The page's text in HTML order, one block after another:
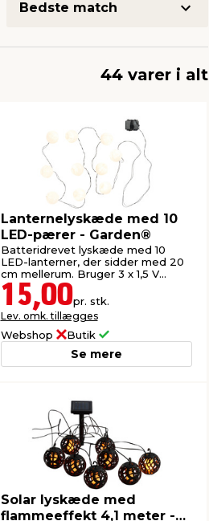
44 varer i alt
Lanternelyskæde med 10
LED-pærer - Garden®
Batteridrevet lyskæde med 10
LED-lanterner, der sidder med 20
cm mellerum. Bruger 3 x 1,5 V
batterier (ekskl.).
15,00pr. stk.
Lev. omk. tillægges
Webshop Butik
Se mere
Solar lyskæde med
flammeeffekt 4,1 meter -